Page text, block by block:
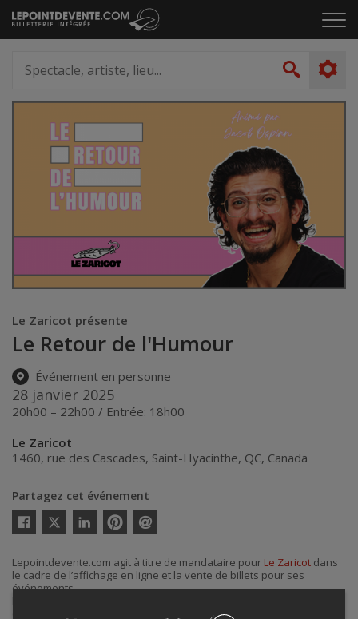
Passer
au
le
artiste,
lieu...
Le Zaricot présente
Le Retour de l'Humour
Événement en personne
28 janvier 2025
20h00 – 22h00 / Entrée: 18h00
Le Zaricot
1460, rue des Cascades, Saint-Hyacinthe, QC, Canada
Partagez cet événement
Twitter
courriel
Lepointdevente.com agit à titre de mandataire pour Le Zaricot dans
le cadre de l’affichage en ligne et la vente de billets pour ses
événements.
Le Zaricot